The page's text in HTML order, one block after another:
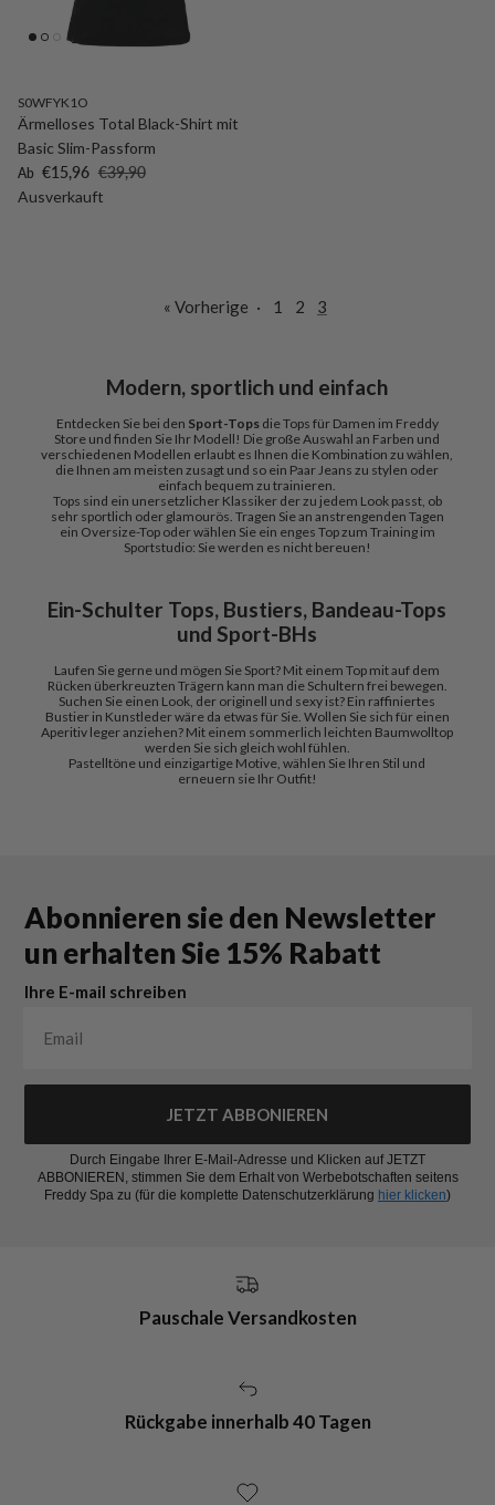
S0WFYK1O
Ärmelloses Total Black-Shirt mit
Basic Slim-Passform
Verkaufspreis
Ab €15,96 Normaler Preis
€39,90
Ausverkauft
« Vorherige · 1 2 3
Modern, sportlich und einfach
Entdecken Sie bei den Sport-Topsdie Tops für Damen im Freddy
Store und finden Sie Ihr Modell! Die große Auswahl an Farben und
verschiedenen Modellen erlaubt es Ihnen die Kombination zu wählen,
die Ihnen am meisten zusagt und so ein Paar Jeans zu stylen oder
einfach bequem zu trainieren.
Tops sind ein unersetzlicher Klassiker der zu jedem Look passt, ob
sehr sportlich oder glamourös. Tragen Sie an anstrengenden Tagen
ein Oversize-Top oder wählen Sie ein enges Top zum Training im
Sportstudio: Sie werden es nicht bereuen!
Ein-Schulter Tops, Bustiers, Bandeau-Tops
und Sport-BHs
Laufen Sie gerne und mögen Sie Sport? Mit einem Top mit auf dem
Rücken überkreuzten Trägern kann man die Schultern frei bewegen.
Suchen Sie einen Look, der originell und sexy ist? Ein raffiniertes
Bustier in Kunstleder wäre da etwas für Sie. Wollen Sie sich für einen
Aperitiv leger anziehen? Mit einem sommerlich leichten Baumwolltop
werden Sie sich gleich wohl fühlen.
Pastelltöne und einzigartige Motive, wählen Sie Ihren Stil und
erneuern sie Ihr Outfit!
Abonnieren sie den Newsletter
un erhalten Sie 15% Rabatt
Ihre E-mail schreiben
JETZT ABBONIEREN
Durch Eingabe Ihrer E-Mail-Adresse und Klicken auf JETZT
ABBONIEREN, stimmen Sie dem Erhalt von Werbebotschaften seitens
Freddy Spa zu (für die komplette Datenschutzerklärung hier klicken)
Pauschale Versandkosten
Rückgabe innerhalb 40 Tagen